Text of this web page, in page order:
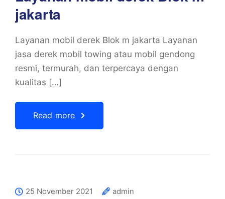
jakarta
Layanan mobil derek Blok m jakarta Layanan
jasa derek mobil towing atau mobil gendong
resmi, termurah, dan terpercaya dengan
kualitas […]
Read more
25 November 2021
admin